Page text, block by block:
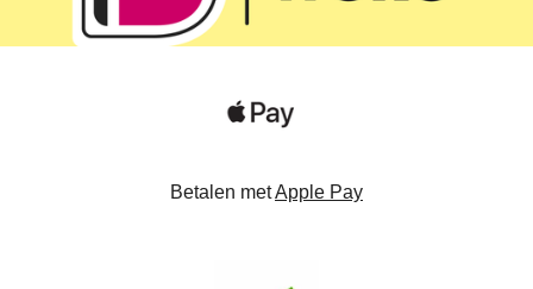
Betalen metApple Pay